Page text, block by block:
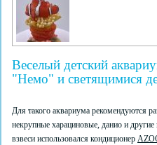
Веселый детский
"Немо" и светящимися
Для такого аквариума рекомендуются
некрупные харациновые, данио и
взвеси использовался кондиционер